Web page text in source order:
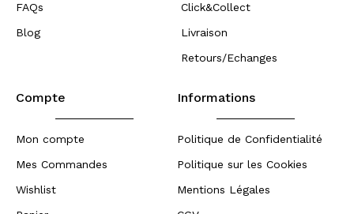
FAQs
Blog
Click&Collect
Livraison
Retours/Echanges
Compte
Mon compte
Mes Commandes
Wishlist
Informations
Politique de Confidentialité
Politique sur les Cookies
Mentions Légales